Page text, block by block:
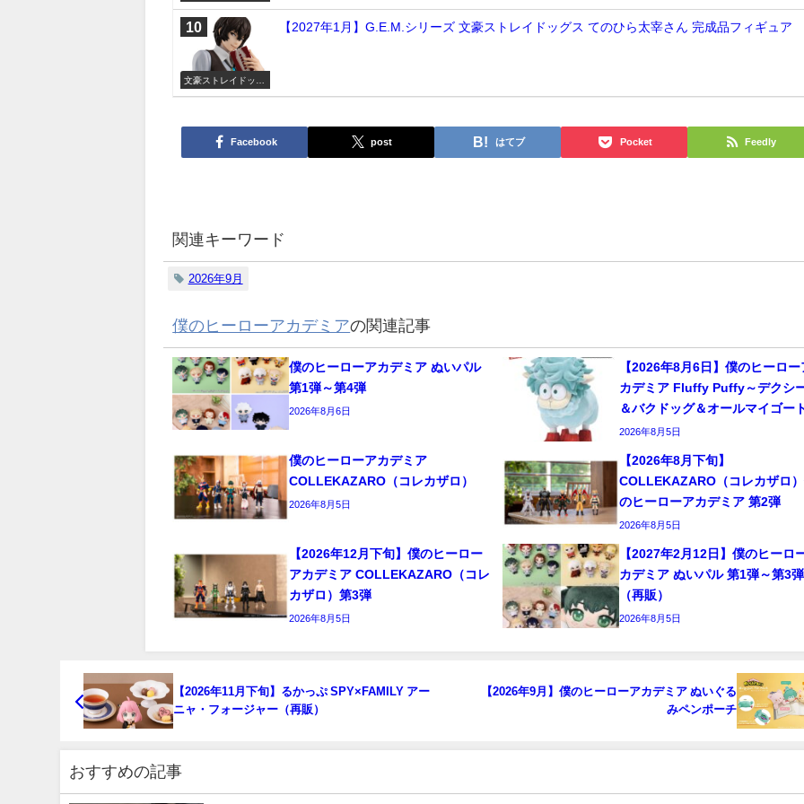
ミア
文豪ストレイドッグ
ス
【2027年1月】G.E.M.シリーズ 文豪ストレイドッグス てのひら太宰さん 完成品フィギュア
Facebook post はてブ Pocket Feedly
関連キーワード
2026年9月
僕のヒーローアカデミアの関連記事
僕のヒーローアカデミア ぬいパル
第1弾～第4弾
2026年8月6日
【2026年8月6日】僕のヒーロー
カデミア Fluffy Puffy～デクシ
＆バクドッグ＆オールマイゴー
2026年8月5日
僕のヒーローアカデミア
COLLEKAZARO（コレカザロ）
2026年8月5日
【2026年8月下旬】
COLLEKAZARO（コレカザロ
のヒーローアカデミア 第2弾
2026年8月5日
【2026年12月下旬】僕のヒーロー
アカデミア COLLEKAZARO（コレ
カザロ）第3弾
2026年8月5日
【2027年2月12日】僕のヒーロ
カデミア ぬいパル 第1弾～第3弾
（再販）
2026年8月5日
【2026年11月下旬】るかっぷ SPY×FAMILY アー
ニャ・フォージャー（再販）
【2026年9月】僕のヒーローアカデミア ぬいぐる
みペンポーチ
おすすめの記事